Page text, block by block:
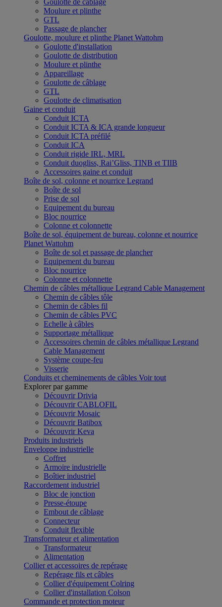
Goulotte de câblage
Moulure et plinthe
GTL
Passage de plancher
Goulotte, moulure et plinthe Planet Wattohm
Goulotte d'installation
Goulotte de distribution
Moulure et plinthe
Appareillage
Goulotte de câblage
GTL
Goulotte de climatisation
Gaine et conduit
Conduit ICTA
Conduit ICTA & ICA grande longueur
Conduit ICTA préfilé
Conduit ICA
Conduit rigide IRL, MRL
Conduit duogliss, Rai’Gliss, TINB et TIIB
Accessoires gaine et conduit
Boîte de sol, colonne et nourrice Legrand
Boîte de sol
Prise de sol
Equipement du bureau
Bloc nourrice
Colonne et colonnette
Boîte de sol, équipement de bureau, colonne et nourrice
Planet Wattohm
Boîte de sol et passage de plancher
Equipement du bureau
Bloc nourrice
Colonne et colonnette
Chemin de câbles métallique Legrand Cable Management
Chemin de câbles tôle
Chemin de câbles fil
Chemin de câbles PVC
Echelle à câbles
Supportage métallique
Accessoires chemin de câbles métallique Legrand
Cable Management
Système coupe-feu
Visserie
Conduits et cheminements de câbles Voir tout
Explorer par gamme
Découvrir Drivia
Découvrir CABLOFIL
Découvrir Mosaic
Découvrir Batibox
Découvrir Keva
Produits industriels
Enveloppe industrielle
Coffret
Armoire industrielle
Boîtier industriel
Raccordement industriel
Bloc de jonction
Presse-étoupe
Embout de câblage
Connecteur
Conduit flexible
Transformateur et alimentation
Transformateur
Alimentation
Collier et accessoires de repérage
Repérage fils et câbles
Collier d'équipement Colring
Collier d'installation Colson
Commande et protection moteur